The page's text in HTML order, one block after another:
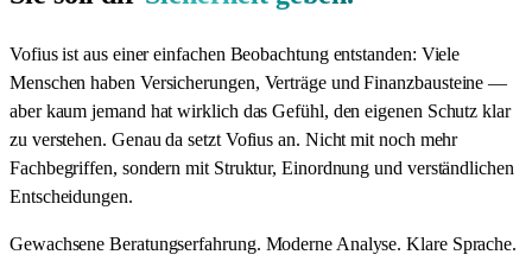
Vofius ist aus einer einfachen Beobachtung entstanden: Viele
Menschen haben Versicherungen, Verträge und Finanzbausteine —
aber kaum jemand hat wirklich das Gefühl, den eigenen Schutz klar
zu verstehen. Genau da setzt Vofius an. Nicht mit noch mehr
Fachbegriffen, sondern mit Struktur, Einordnung und verständlichen
Entscheidungen.
Gewachsene Beratungserfahrung. Moderne Analyse. Klare Sprache.